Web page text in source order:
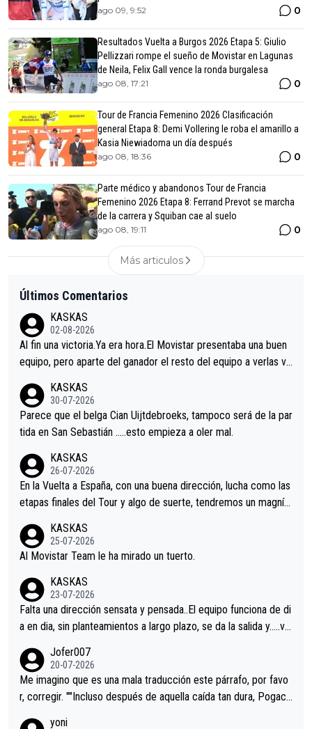
ago 09, 9:52 0
Resultados Vuelta a Burgos 2026 Etapa 5: Giulio
Pellizzari rompe el sueño de Movistar en Lagunas
de Neila, Felix Gall vence la ronda burgalesa
ago 08, 17:21 0
Tour de Francia Femenino 2026 Clasificación
general Etapa 8: Demi Vollering le roba el amarillo a
Kasia Niewiadoma un día después
ago 08, 18:36 0
Parte médico y abandonos Tour de Francia
Femenino 2026 Etapa 8: Ferrand Prevot se marcha
de la carrera y Squiban cae al suelo
ago 08, 19:11 0
Más articulos
Últimos Comentarios
KASKAS
02-08-2026
Al fin una victoria.Ya era hora.El Movistar presentaba una buen
equipo, pero aparte del ganador el resto del equipo a verlas ve
s.La única buena noticia es la mejoría de Enric Más en San Seb
astian.Si en la Vuelta a Burgos sigue la mejoría, podríamos ten
er alguna sorpresa en la Vuelta.Ojalá.
KASKAS
30-07-2026
Parece que el belga Cian Uijtdebroeks, tampoco será de la par
tida en San Sebastián …..esto empieza a oler mal.
KASKAS
26-07-2026
En la Vuelta a España, con una buena dirección, lucha como las
etapas finales del Tour y algo de suerte, tendremos un magnífi
KASKAS
25-07-2026
Al Movistar Team le ha mirado un tuerto.
KASKAS
23-07-2026
Falta una dirección sensata y pensada..El equipo funciona de di
a en dia, sin planteamientos a largo plazo, se da la salida y…..ve
Minguez, Velez etc etc.Me da pena vivir estos momentos tan
tristes sin victorias.
Jofer007
20-07-2026
Me imagino que es una mala traducción este párrafo, por favo
r, corregir. ""Incluso después de aquella caída tan dura, Pogaca
yoni